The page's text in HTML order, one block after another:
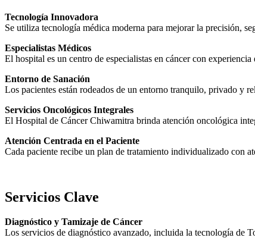
Tecnología Innovadora
Se utiliza tecnología médica moderna para mejorar la precisión,
Especialistas Médicos
El hospital es un centro de especialistas en cáncer con
Entorno de Sanación
Los pacientes están rodeados de un entorno tranquilo, privado y
Servicios Oncológicos Integrales
El Hospital de Cáncer Chiwamitra brinda atención oncológica
Atención Centrada en el Paciente
Cada paciente recibe un plan de tratamiento individualizado con
Servicios Clave
Diagnóstico y Tamizaje de Cáncer
Los servicios de diagnóstico avanzado, incluida la tecnología de